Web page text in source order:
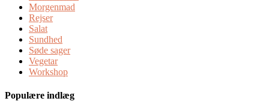
Morgenmad
Rejser
Salat
Sundhed
Søde sager
Vegetar
Workshop
Populære indlæg